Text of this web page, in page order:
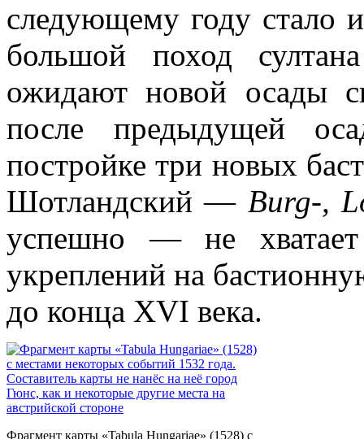
следующему году стало
большой поход
ожидают новой осады
после предыдущей
постройке три новых
Шотландский — Burg-,
успешно — не хватает
укреплений на
до конца XVI века.
Фрагмент карты «Tabula Hungariae» (1528) с